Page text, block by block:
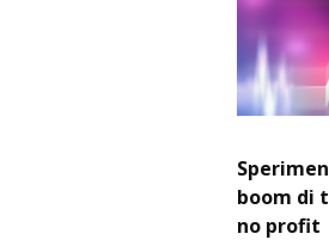
boom di
no profit